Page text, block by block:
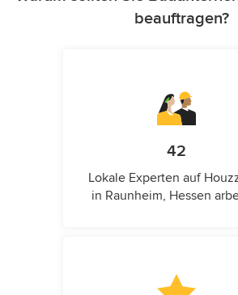
beauftragen?
42
Lokale Experten auf
in Raunheim, Hessen